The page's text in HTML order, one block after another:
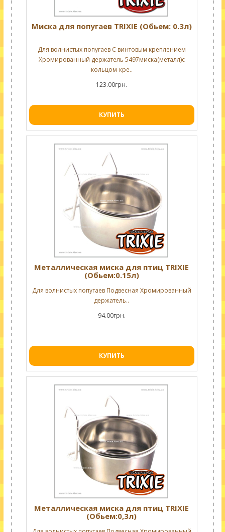
Миска для попугаев TRIXIE (Обьем: 0.3л)
Для волнистых попугаев С винтовым креплением
Хромированный держатель 5497миска(металл)с
кольцом-кре..
123.00грн.
КУПИТЬ
Металлическая миска для птиц TRIXIE
(Обьем:0.15л)
Для волнистых попугаев Подвесная Хромированный
держатель..
94.00грн.
КУПИТЬ
Металлическая миска для птиц TRIXIE
(Обьем:0,3л)